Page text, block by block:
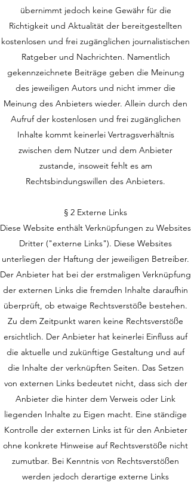
übernimmt jedoch keine Gewähr für die
Richtigkeit und Aktualität der bereitgestellten
kostenlosen und frei zugänglichen journalistischen
Ratgeber und Nachrichten. Namentlich
gekennzeichnete Beiträge geben die Meinung
des jeweiligen Autors und nicht immer die
Meinung des Anbieters wieder. Allein durch den
Aufruf der kostenlosen und frei zugänglichen
Inhalte kommt keinerlei Vertragsverhältnis
zwischen dem Nutzer und dem Anbieter
zustande, insoweit fehlt es am
Rechtsbindungswillen des Anbieters.
§ 2 Externe Links
Diese Website enthält Verknüpfungen zu Websites
Dritter ("externe Links"). Diese Websites
unterliegen der Haftung der jeweiligen Betreiber.
Der Anbieter hat bei der erstmaligen Verknüpfung
der externen Links die fremden Inhalte daraufhin
überprüft, ob etwaige Rechtsverstöße bestehen.
Zu dem Zeitpunkt waren keine Rechtsverstöße
ersichtlich. Der Anbieter hat keinerlei Einfluss auf
die aktuelle und zukünftige Gestaltung und auf
die Inhalte der verknüpften Seiten. Das Setzen
von externen Links bedeutet nicht, dass sich der
Anbieter die hinter dem Verweis oder Link
liegenden Inhalte zu Eigen macht. Eine ständige
Kontrolle der externen Links ist für den Anbieter
ohne konkrete Hinweise auf Rechtsverstöße nicht
zumutbar. Bei Kenntnis von Rechtsverstößen
werden jedoch derartige externe Links